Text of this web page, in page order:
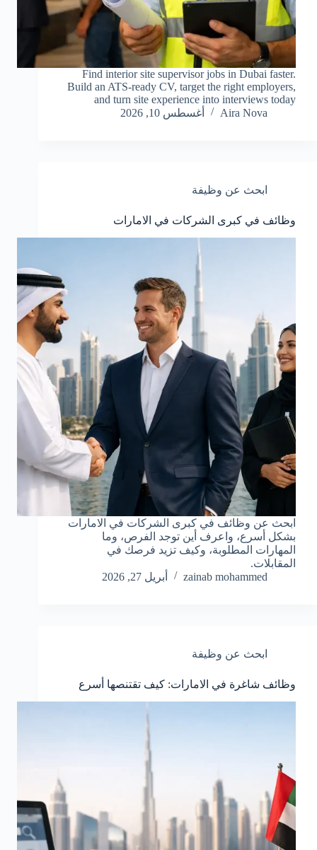
Find interior site supervisor jobs in Dubai faster.
Build an ATS-ready CV, target the right employers,
and turn site experience into interviews today
Aira Nova
أغسطس 10, 2026
ابحث عن وظيفة
وظائف في كبرى الشركات في الامارات
ابحث عن وظائف في كبرى الشركات في الامارات
بشكل أسرع، واعرف أين توجد الفرص، وما
المهارات المطلوبة، وكيف تزيد فرصك في
المقابلات.
zainab mohammed
أبريل 27, 2026
ابحث عن وظيفة
وظائف شاغرة في الامارات: كيف تقتنصها أسرع